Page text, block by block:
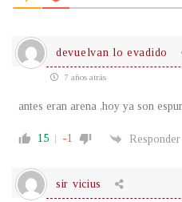
devuelvan lo evadido
7 años atrás
antes eran arena ,hoy ya son
15 -1 Responder
sir vicius